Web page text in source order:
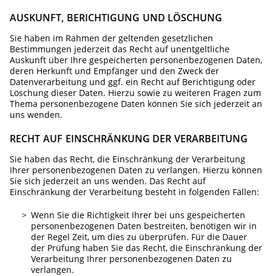
AUSKUNFT, BERICHTIGUNG UND LÖSCHUNG
Sie haben im Rahmen der geltenden gesetzlichen
Bestimmungen jederzeit das Recht auf unentgeltliche
Auskunft über Ihre gespeicherten personenbezogenen Daten,
deren Herkunft und Empfänger und den Zweck der
Datenverarbeitung und ggf. ein Recht auf Berichtigung oder
Löschung dieser Daten. Hierzu sowie zu weiteren Fragen zum
Thema personenbezogene Daten können Sie sich jederzeit an
uns wenden.
RECHT AUF EINSCHRÄNKUNG DER VERARBEITUNG
Sie haben das Recht, die Einschränkung der Verarbeitung
Ihrer personenbezogenen Daten zu verlangen. Hierzu können
Sie sich jederzeit an uns wenden. Das Recht auf
Einschränkung der Verarbeitung besteht in folgenden Fällen:
Wenn Sie die Richtigkeit Ihrer bei uns gespeicherten
personenbezogenen Daten bestreiten, benötigen wir in
der Regel Zeit, um dies zu überprüfen. Für die Dauer
der Prüfung haben Sie das Recht, die Einschränkung der
Verarbeitung Ihrer personenbezogenen Daten zu
verlangen.